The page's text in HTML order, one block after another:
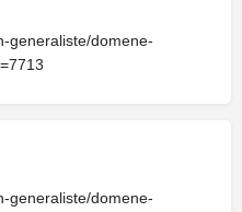
generaliste/domene-
generaliste/domene-